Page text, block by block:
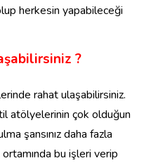
herkesin yapabileceği
?
rahat ulaşabilirsiniz.
atölyelerinin çok olduğun
şansınız daha fazla
bu işleri verip